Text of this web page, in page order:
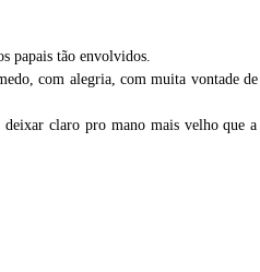
papais tão envolvidos.
com alegria, com muita vontade
claro pro mano mais velho que